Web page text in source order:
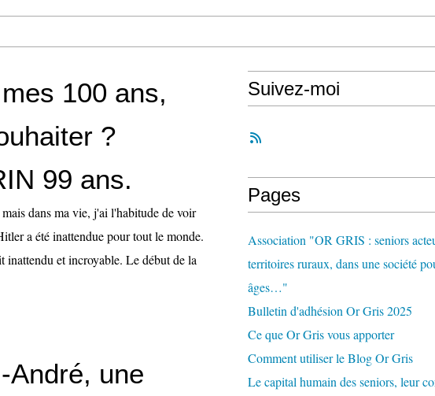
100 ans,
?
99 ans.
mais dans ma vie, j'ai l'habitude de voir
a été inattendue pour tout le monde.
inattendu et incroyable. Le début de la
André, une
Suivez-moi
Pages
Association "OR GRIS : seniors
territoires ruraux, dans une société
âges…"
Bulletin d'adhésion Or Gris 2025
Ce que Or Gris vous apporter
Comment utiliser le Blog Or Gris
Le capital humain des seniors, leur